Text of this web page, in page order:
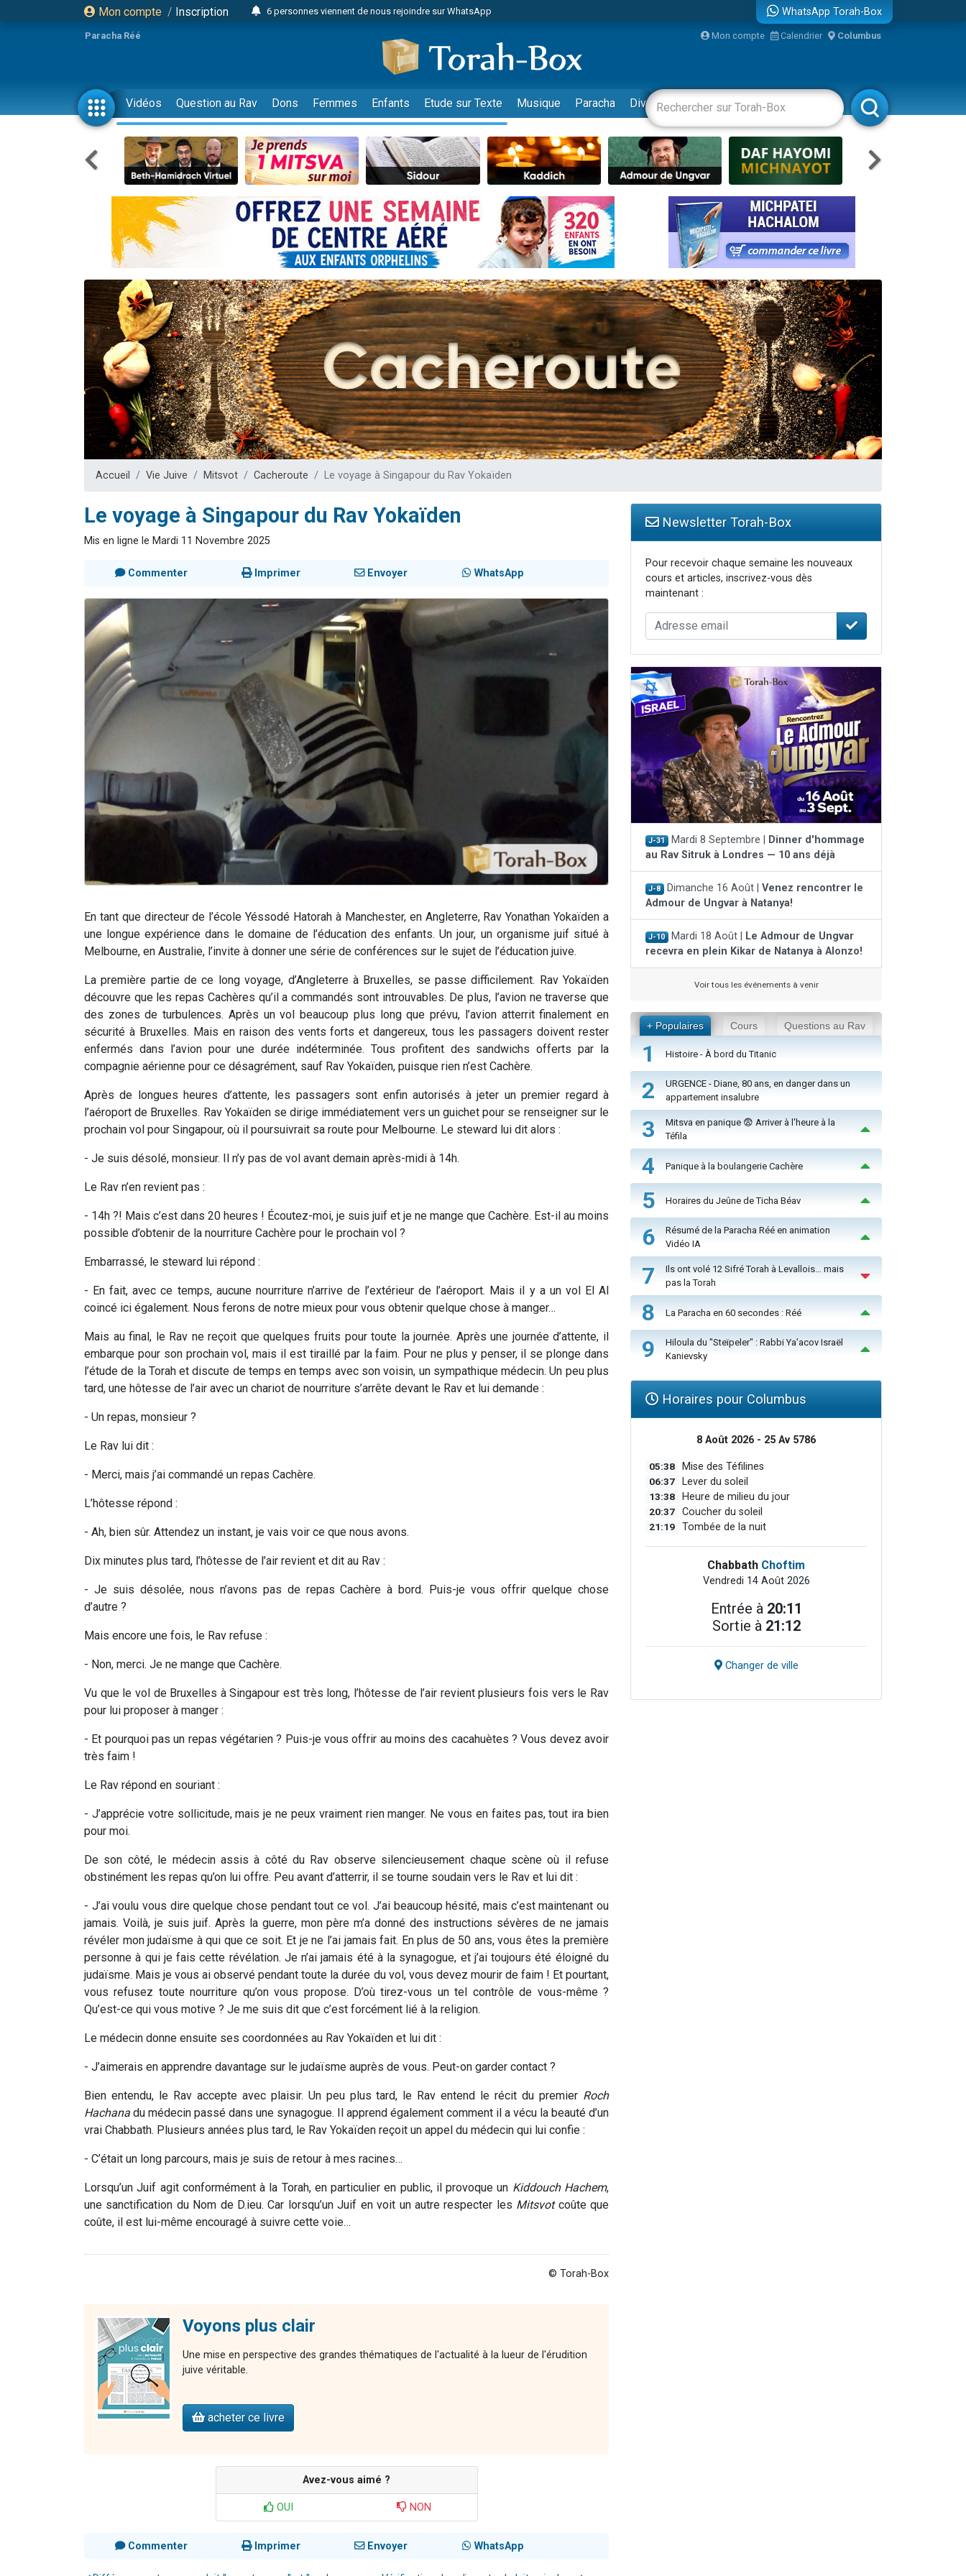
Mon compte / Inscription
6 personnes viennent de nous rejoindre sur WhatsApp
2 personnes viennent de faire un don pour 1 Journée de Vacances Pour les Enfants
17 personnes viennent de demander une bénédiction
4 personnes viennent de nous rejoindre sur WhatsApp
Il reste 49 places pour étudier en groupe sur Zoom
23 personnes viennent de faire un don pour Diane, 80 ans, dans un appartement insalubre
Eva vient de donner son Maasser
4 personnes viennent de nous rejoindre sur WhatsApp
3 personnes viennent de nous rejoindre sur WhatsApp
3 personnes viennent de faire un don pour 5 jours de vacances aux Orphelins
Odaya vient de donner son Maasser
13 personnes viennent de demander une bénédiction
2 personnes viennent de nous rejoindre sur WhatsApp
30 personnes viennent de faire un don pour Sauvez la jambe de Yohan
Il reste 49 places pour étudier en groupe sur Zoom
12 nouvelles musiques dans Torah-Box Music
3 personnes viennent de nous rejoindre sur WhatsApp
2 personnes viennent de nous rejoindre sur WhatsApp
2 personnes viennent de nous rejoindre sur WhatsApp
WhatsApp Torah-Box
Paracha Réé Mon compte Calendrier Columbus
Vidéos Question au Rav Dons Femmes Enfants Etude sur Texte Musique Paracha Divertissements Livres Rabbanim
Accueil Vie Juive Mitsvot Cacheroute Le voyage à Singapour du Rav Yokaïden
Le voyage à Singapour du Rav Yokaïden
Mis en ligne le Mardi 11 Novembre 2025
Commenter Imprimer Envoyer WhatsApp
En tant que directeur de l’école Yéssodé Hatorah à Manchester, en Angleterre, Rav Yonathan Yokaïden a
une longue expérience dans le domaine de l’éducation des enfants. Un jour, un organisme juif situé à
Melbourne, en Australie, l’invite à donner une série de conférences sur le sujet de l’éducation juive.
La première partie de ce long voyage, d’Angleterre à Bruxelles, se passe difficilement. Rav Yokaïden
découvre que les repas Cachères qu’il a commandés sont introuvables. De plus, l’avion ne traverse que
des zones de turbulences. Après un vol beaucoup plus long que prévu, l’avion atterrit finalement en
sécurité à Bruxelles. Mais en raison des vents forts et dangereux, tous les passagers doivent rester
enfermés dans l’avion pour une durée indéterminée. Tous profitent des sandwichs offerts par la
compagnie aérienne pour ce désagrément, sauf Rav Yokaïden, puisque rien n’est Cachère.
Après de longues heures d’attente, les passagers sont enfin autorisés à jeter un premier regard à
l’aéroport de Bruxelles. Rav Yokaïden se dirige immédiatement vers un guichet pour se renseigner sur le
prochain vol pour Singapour, où il poursuivrait sa route pour Melbourne. Le steward lui dit alors :
- Je suis désolé, monsieur. Il n’y pas de vol avant demain après-midi à 14h.
Le Rav n’en revient pas :
- 14h ?! Mais c’est dans 20 heures ! Écoutez-moi, je suis juif et je ne mange que Cachère. Est-il au moins
possible d’obtenir de la nourriture Cachère pour le prochain vol ?
Embarrassé, le steward lui répond :
- En fait, avec ce temps, aucune nourriture n’arrive de l’extérieur de l’aéroport. Mais il y a un vol El Al
coincé ici également. Nous ferons de notre mieux pour vous obtenir quelque chose à manger…
Mais au final, le Rav ne reçoit que quelques fruits pour toute la journée. Après une journée d’attente, il
embarque pour son prochain vol, mais il est tiraillé par la faim. Pour ne plus y penser, il se plonge dans
l’étude de la Torah et discute de temps en temps avec son voisin, un sympathique médecin. Un peu plus
tard, une hôtesse de l’air avec un chariot de nourriture s’arrête devant le Rav et lui demande :
- Un repas, monsieur ?
Le Rav lui dit :
- Merci, mais j’ai commandé un repas Cachère.
L’hôtesse répond :
- Ah, bien sûr. Attendez un instant, je vais voir ce que nous avons.
Dix minutes plus tard, l’hôtesse de l’air revient et dit au Rav :
- Je suis désolée, nous n’avons pas de repas Cachère à bord. Puis-je vous offrir quelque chose
d’autre ?
Mais encore une fois, le Rav refuse :
- Non, merci. Je ne mange que Cachère.
Vu que le vol de Bruxelles à Singapour est très long, l’hôtesse de l’air revient plusieurs fois vers le Rav
pour lui proposer à manger :
- Et pourquoi pas un repas végétarien ? Puis-je vous offrir au moins des cacahuètes ? Vous devez avoir
très faim !
Le Rav répond en souriant :
- J’apprécie votre sollicitude, mais je ne peux vraiment rien manger. Ne vous en faites pas, tout ira bien
pour moi.
De son côté, le médecin assis à côté du Rav observe silencieusement chaque scène où il refuse
obstinément les repas qu’on lui offre. Peu avant d’atterrir, il se tourne soudain vers le Rav et lui dit :
- J’ai voulu vous dire quelque chose pendant tout ce vol. J’ai beaucoup hésité, mais c’est maintenant ou
jamais. Voilà, je suis juif. Après la guerre, mon père m’a donné des instructions sévères de ne jamais
révéler mon judaïsme à qui que ce soit. Et je ne l’ai jamais fait. En plus de 50 ans, vous êtes la première
personne à qui je fais cette révélation. Je n’ai jamais été à la synagogue, et j’ai toujours été éloigné du
judaïsme. Mais je vous ai observé pendant toute la durée du vol, vous devez mourir de faim ! Et pourtant,
vous refusez toute nourriture qu’on vous propose. D’où tirez-vous un tel contrôle de vous-même ?
Qu’est-ce qui vous motive ? Je me suis dit que c’est forcément lié à la religion.
Le médecin donne ensuite ses coordonnées au Rav Yokaïden et lui dit :
- J’aimerais en apprendre davantage sur le judaïsme auprès de vous. Peut-on garder contact ?
Bien entendu, le Rav accepte avec plaisir. Un peu plus tard, le Rav entend le récit du premier Roch
Hachana du médecin passé dans une synagogue. Il apprend également comment il a vécu la beauté d’un
vrai Chabbath. Plusieurs années plus tard, le Rav Yokaïden reçoit un appel du médecin qui lui confie :
- C’était un long parcours, mais je suis de retour à mes racines…
Lorsqu’un Juif agit conformément à la Torah, en particulier en public, il provoque un Kiddouch Hachem,
une sanctification du Nom de D.ieu. Car lorsqu’un Juif en voit un autre respecter les Mitsvotcoûte que
coûte, il est lui-même encouragé à suivre cette voie…
© Torah-Box
Voyons plus clair
Une mise en perspective des grandes thématiques de l'actualité à la lueur de l'érudition
juive véritable.
acheter ce livre
Avez-vous aimé ?
OUI NON
Commenter Imprimer Envoyer WhatsApp
Newsletter Torah-Box
Pour recevoir chaque semaine les nouveaux
cours et articles, inscrivez-vous dès
maintenant :
J-31 Mardi 8 Septembre |
Dinner d'hommage
au Rav Sitruk à Londres — 10 ans déjà
J-8 Dimanche 16 Août | Venez rencontrer le
Admour de Ungvar à Natanya!
J-10 Mardi 18 Août |
Le Admour de Ungvar
recevra en plein Kikar de Natanya à Alonzo!
Voir tous les événements à venir
+ Populaires Cours Questions au Rav
1 Histoire - À bord du Titanic
2
URGENCE - Diane, 80 ans, en danger dans un
appartement insalubre
3
Mitsva en panique 😨 Arriver à l'heure à la
Téfila
4 Panique à la boulangerie Cachère
5 Horaires du Jeûne de Ticha Béav
6
Résumé de la Paracha Réé en animation
Vidéo IA
7
Ils ont volé 12 Sifré Torah à Levallois… mais
pas la Torah
8 La Paracha en 60 secondes : Réé
9
Hiloula du "Steïpeler" : Rabbi Ya’acov Israël
Kanievsky
Horaires pour Columbus
8 Août 2026 - 25 Av 5786
05:38 Mise des Téfilines
06:37 Lever du soleil
13:38 Heure de milieu du jour
20:37 Coucher du soleil
21:19 Tombée de la nuit
Chabbath Choftim
Vendredi 14 Août 2026
Entrée à 20:11
Sortie à 21:12
Changer de ville